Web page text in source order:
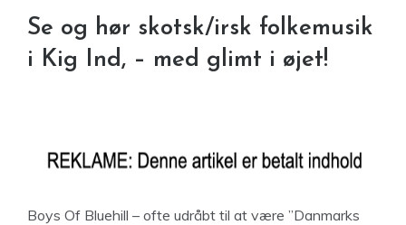
Se og hør skotsk/irsk folkemusik
i Kig Ind, – med glimt i øjet!
Boys Of Bluehill – ofte udråbt til at være ”Danmarks